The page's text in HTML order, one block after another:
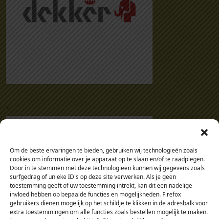
Om de beste ervaringen te bieden, gebruiken wij technologieën zoals
cookies om informatie over je apparaat op te slaan en/of te raadplegen.
Door in te stemmen met deze technologieën kunnen wij gegevens zoals
surfgedrag of unieke ID's op deze site verwerken. Als je geen
toestemming geeft of uw toestemming intrekt, kan dit een nadelige
invloed hebben op bepaalde functies en mogelijkheden. Firefox
gebruikers dienen mogelijk op het schildje te klikken in de adresbalk voor
extra toestemmingen om alle functies zoals bestellen mogelijk te maken.
.